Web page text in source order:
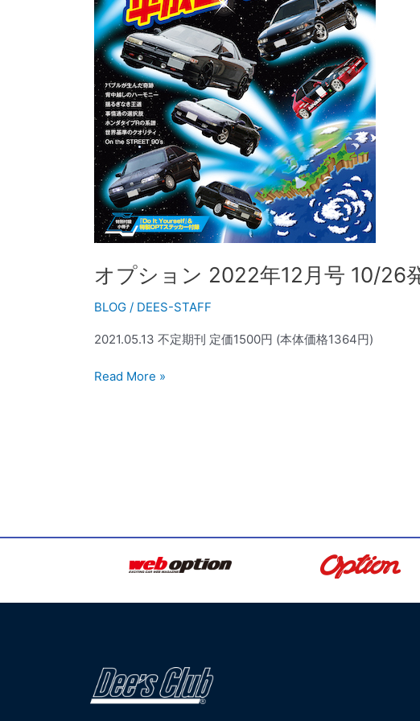
オプション 2022年12月号 10/26
BLOG / DEES-STAFF
2021.05.13 不定期刊 定価1500円 (本体価格1364円)
月
号
10/26
発
売
Read More »